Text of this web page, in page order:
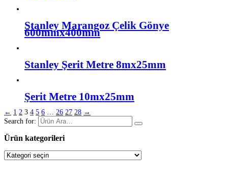
Stanley Marangoz Çelik Gönye
600mmx400mm
Stanley Şerit Metre 8mx25mm
Şerit Metre 10mx25mm
← 1 2 3 4 5 6 26 27 28 →
Search for:
Ürün kategorileri